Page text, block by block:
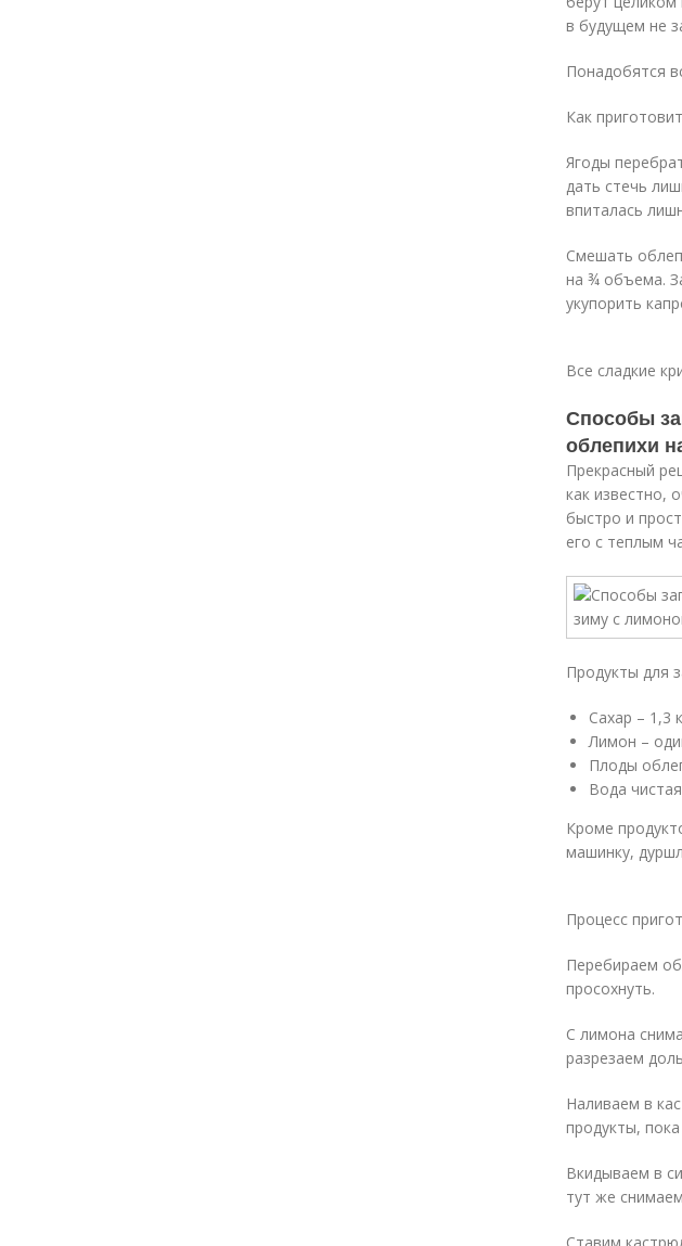
в будущем не
Понадобятся
Как
Ягоды
дать стечь
впиталась
Смешать
на ¾ объема.
укупорить
Все сладкие
Способы
облепихи
Прекрасный
как известно,
быстро и
его с теплым
Продукты для
Сахар – 1,3
Лимон –
Плоды
Вода
Кроме
машинку,
Процесс
Перебираем
просохнуть.
С лимона
разрезаем
Наливаем в
продукты,
Вкидываем в
тут же